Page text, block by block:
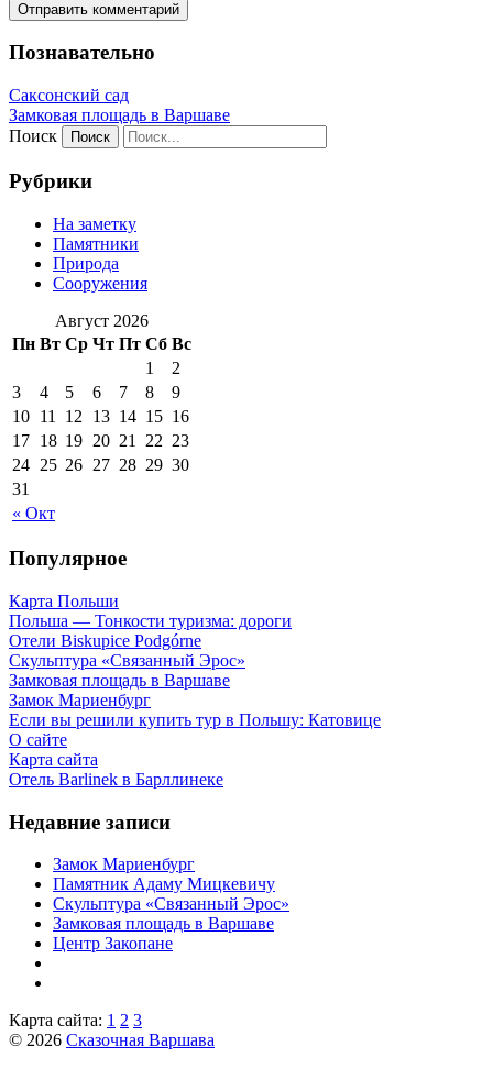
Познавательно
Саксонский сад
Замковая площадь в Варшаве
Поиск
Рубрики
На заметку
Памятники
Природа
Сооружения
Август 2026
Пн Вт Ср Чт Пт Сб Вс
« Окт
1
2
3
4 5 6 7 8
9
10 11 12 13 14 15 16
17 18 19 20 21 22 23
24 25 26 27 28 29 30
31
Популярное
Карта Польши
Польша — Тонкости туризма: дороги
Отели Biskupice Podgórne
Скульптура «Связанный Эрос»
Замковая площадь в Варшаве
Замок Мариенбург
Если вы решили купить тур в Польшу: Катовице
О сайте
Карта сайта
Отель Barlinek в Барллинеке
Недавние записи
Замок Мариенбург
Памятник Адаму Мицкевичу
Скульптура «Связанный Эрос»
Замковая площадь в Варшаве
Центр Закопане
Карта сайта: 1 2 3
© 2026 Сказочная Варшава